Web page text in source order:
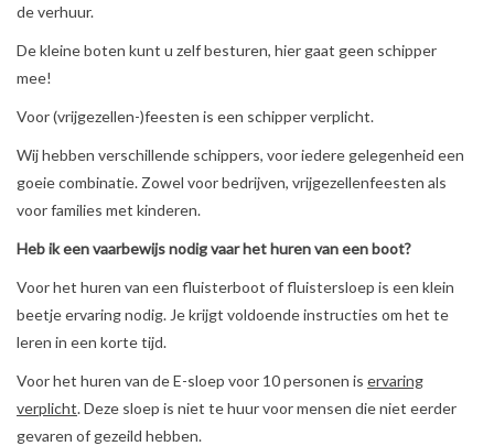
de verhuur.
De kleine boten kunt u zelf besturen, hier gaat geen schipper
mee!
Voor (vrijgezellen-)feesten is een schipper verplicht.
Wij hebben verschillende schippers, voor iedere gelegenheid een
goeie combinatie. Zowel voor bedrijven, vrijgezellenfeesten als
voor families met kinderen.
Heb ik een vaarbewijs nodig vaar het huren van een boot?
Voor het huren van een fluisterboot of fluistersloep is een klein
beetje ervaring nodig. Je krijgt voldoende instructies om het te
leren in een korte tijd.
Voor het huren van de E-sloep voor 10 personen is ervaring
verplicht. Deze sloep is niet te huur voor mensen die niet eerder
gevaren of gezeild hebben.